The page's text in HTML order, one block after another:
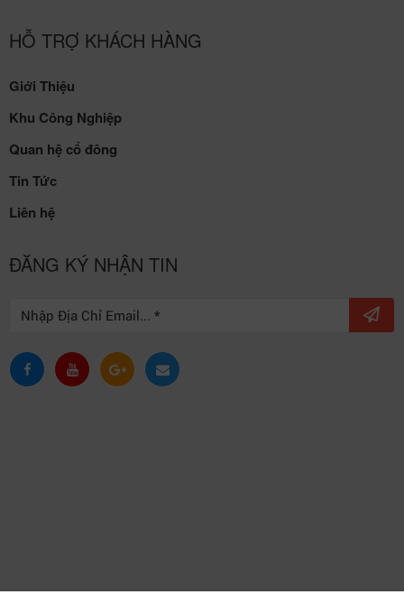
HỖ TRỢ KHÁCH HÀNG
Giới Thiệu
Khu Công Nghiệp
Quan hệ cổ đông
Tin Tức
Liên hệ
ĐĂNG KÝ NHẬN TIN